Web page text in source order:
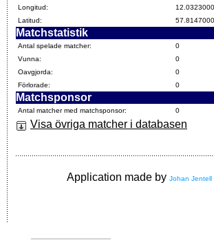
Longitud:
12.0323000
Latitud:
57.8147000
Matchstatistik
Antal spelade matcher:
0
Vunna:
0
Oavgjorda:
0
Förlorade:
0
Matchsponsor
Antal matcher med matchsponsor: 0
Visa övriga matcher i databasen
Application made by Johan Jentell